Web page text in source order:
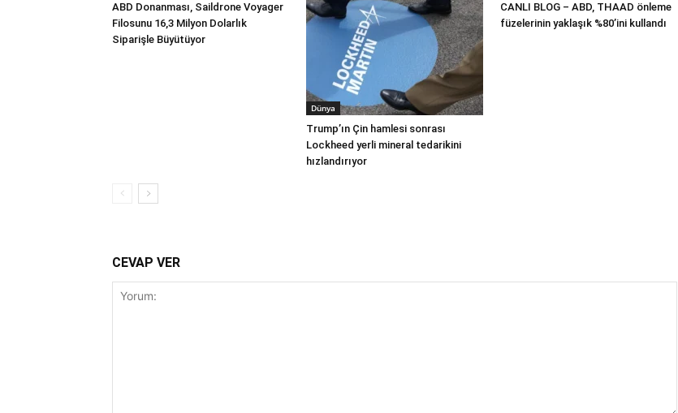
ABD Donanması, Saildrone Voyager
Filosunu 16,3 Milyon Dolarlık
Siparişle Büyütüyor
Dünya
Trump’ın Çin hamlesi sonrası
Lockheed yerli mineral tedarikini
hızlandırıyor
CANLI BLOG – ABD, THAAD önleme
füzelerinin yaklaşık %80’ini kullandı
CEVAP VER